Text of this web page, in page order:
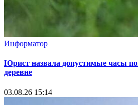
Информатор
Юрист назвала допустимые часы
деревне
03.08.26 15:14